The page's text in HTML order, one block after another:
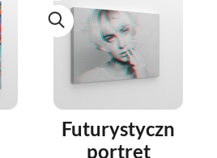
Futurystyczny
portret